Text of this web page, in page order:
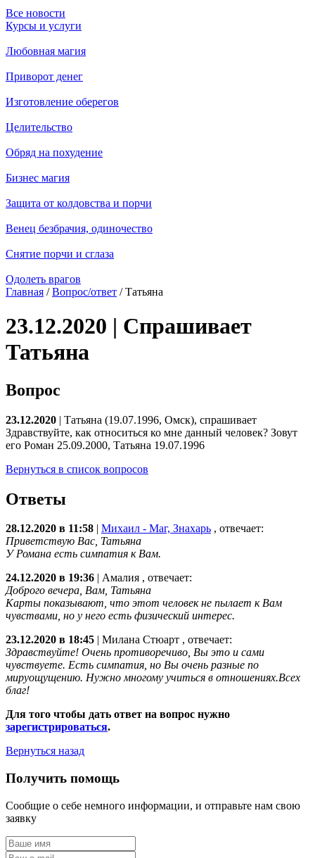
Все новости
Курсы и услуги
Любовная магия
Приворот денег
Изготовление оберегов
Целительство
Обряд на похудение
Бизнес магия
Защита от колдовства и порчи
Венец безбрачия, одиночество
Снятие порчи и сглаза
Одолеть врагов
Главная /Вопрос/ответ / Татьяна
23.12.2020 | Спрашивает
Татьяна
Вопрос
23.12.2020 | Татьяна (19.07.1996, Омск), спрашивает
Здравствуйте, как относиться ко мне данный человек? Зовут
его Роман 25.09.2000, Татьяна 19.07.1996
Вернуться в список вопросов
Ответы
28.12.2020 в 11:58 Михаил - Маг, Знахарь , отвечает:
Приветствую Вас, Татьяна
У Романа есть симпатия к Вам.
24.12.2020 в 19:36
Амалия , отвечает:
Доброго вечера, Вам, Татьяна
Карты показывают, что этот человек не пылает к Вам
чувствами, но у него есть физический интерес.
23.12.2020 в 18:45
Милана Стюарт , отвечает:
Здравствуйте! Очень противоречиво, Вы это и сами
чувствуете. Есть симпатия, но Вы очень разные по
мируощущению. Нужно многому учиться в отношениях.Всех
благ!
Для того чтобы дать ответ на вопрос нужно
зарегистрироваться.
Вернуться назад
Получить помощь
Сообщие о себе немного информации, и отправьте нам свою
заявку